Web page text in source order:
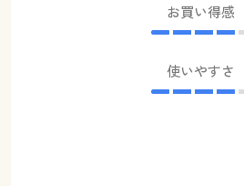
お買い得感
使いやすさ